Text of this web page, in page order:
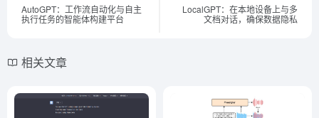
AutoGPT：工作流自动化与自主
执行任务的智能体构建平台
LocalGPT：在本地设备上与多
文档对话，确保数据隐私
相关文章